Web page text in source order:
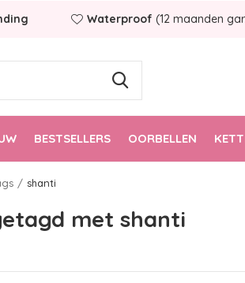
BESTSELLERS OORBELLEN
Waterproof (12 maanden
shanti
met shanti